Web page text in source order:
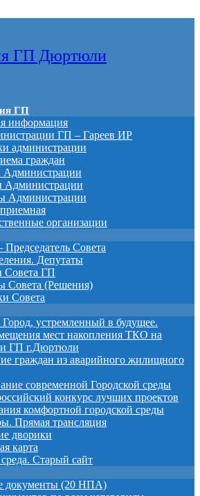
ГП Дюртюли
ГП
информация
ГП – Гареев ИР
администрации
граждан
Администрации
Администрации
Администрации
организации
Председатель Совета
Депутаты
Совета ГП
Совета (Решения)
Совета
устремленный в будущее.
мест накопления ТКО на
ГП г.Дюртюли
граждан из аварийного жилищного
современной Городской среды
конкурс лучших проектов
комфортной городской среды
Прямая трансляция
дворики
карта
Старый сайт
документы (20 НПА)